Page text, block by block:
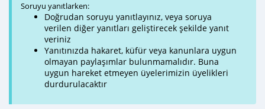
Soruyu yanıtlarken:
Doğrudan soruyu yanıtlayınız, veya soruya
verilen diğer yanıtları geliştirecek şekilde yanıt
veriniz
Yanıtınızda hakaret, küfür veya kanunlara uygun
olmayan paylaşımlar bulunmamalıdır. Buna
uygun hareket etmeyen üyelerimizin üyelikleri
durdurulacaktır